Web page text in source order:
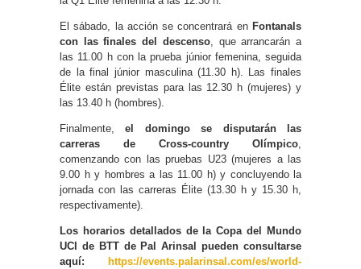
El sábado, la acción se concentrará en Fontanals
con las finales del descenso, que arrancarán a
las 11.00 h con la prueba júnior femenina, seguida
de la final júnior masculina (11.30 h). Las finales
Élite están previstas para las 12.30 h (mujeres) y
las 13.40 h (hombres).
Finalmente,el domingo se disputarán las
carreras de Cross-country Olímpico
comenzando con las pruebas U23 (mujeres a las
9.00 h y hombres a las 11.00 h) y concluyendo la
jornada con las carreras Élite (13.30 h y 15.30 h,
respectivamente).
Los horarios detallados de la Copa del Mundo
UCI de BTT de Pal Arinsal pueden consultarse
aquí:
https://events.palarinsal.com/es/world-